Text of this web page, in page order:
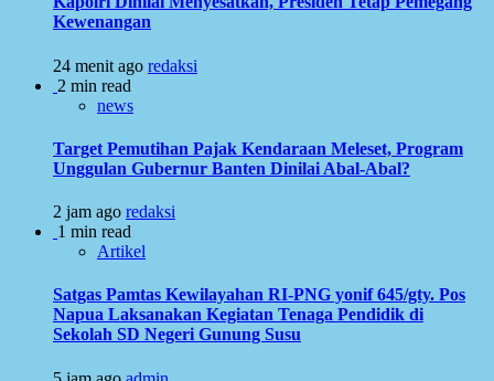
Kewenangan
24 menit ago redaksi
2 min read
news
Target Pemutihan Pajak Kendaraan Meleset, Program
Unggulan Gubernur Banten Dinilai Abal-Abal?
2 jam ago redaksi
1 min read
Artikel
Satgas Pamtas Kewilayahan RI-PNG yonif 645/gty. Pos
Napua Laksanakan Kegiatan Tenaga Pendidik di
Sekolah SD Negeri Gunung Susu